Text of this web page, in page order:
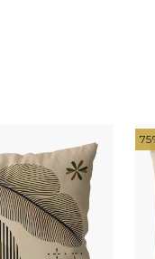
75